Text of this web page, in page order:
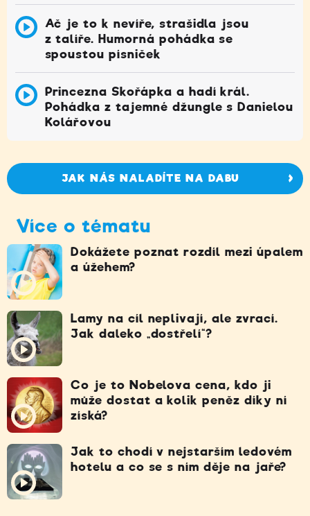
Ač je to k nevíře, strašidla jsou
z talíře. Humorná pohádka se
spoustou písniček
Princezna Skořápka a hadí král.
Pohádka z tajemné džungle s Danielou
Kolářovou
JAK NÁS NALADÍTE NA DABU
Více o tématu
Dokážete poznat rozdíl mezi úpalem
a úžehem?
Lamy na cíl neplivají, ale zvrací.
Jak daleko „dostřelí“?
Co je to Nobelova cena, kdo ji
může dostat a kolik peněz díky ní
získá?
Jak to chodí v nejstarším ledovém
hotelu a co se s ním děje na jaře?